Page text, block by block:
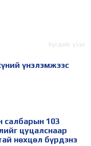
гэхэд хэлсдэхгүй.
төлөө
Бүгдийг үзэх
үнэлэмжээс
салбарын 103
цуцалснаар
нөхцөл бүрдэнэ